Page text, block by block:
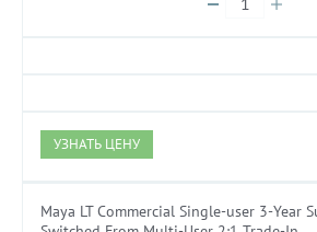
УЗНАТЬ ЦЕНУ
Maya LT Commercial Single-user 3-Year